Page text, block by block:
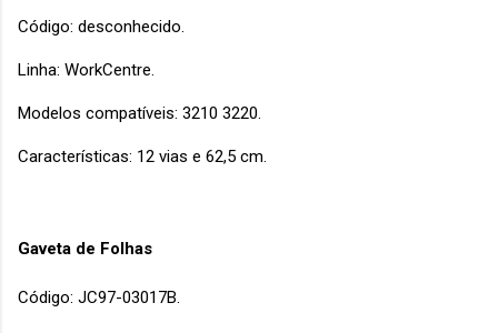
Código: desconhecido.
Linha: WorkCentre.
Modelos compatíveis: 3210 3220.
Características: 12 vias e 62,5 cm.
Gaveta de Folhas
Código: JC97-03017B.